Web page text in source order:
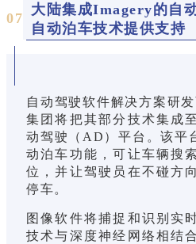
07
大陆集成Imagery的自
自动泊车技术提供支持
自动驾驶软件解决方案研
集团将把其部分技术集成
动驾驶（AD）平台。该平
动泊车功能，可让车辆搜
位，并让驾驶员在不碰方
停车。
图像软件将捕捉和识别实
技术与深度神经网络相结